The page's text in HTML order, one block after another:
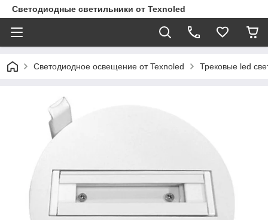
Светодиодные светильники от Texnoled
Светодиодное освещение от Texnoled Трековые led